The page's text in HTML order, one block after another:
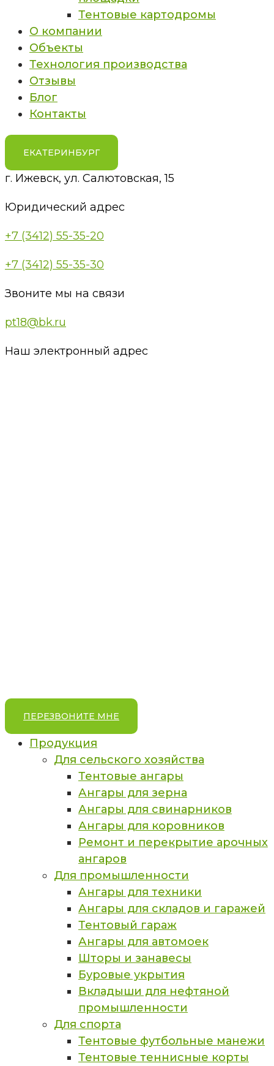
Тентовые картодромы
О компании
Объекты
Технология производства
Отзывы
Блог
Контакты
ЕКАТЕРИНБУРГ
г. Ижевск, ул. Салютовская, 15
Юридический адрес
+7 (3412) 55-35-20
+7 (3412) 55-35-30
Звоните мы на связи
pt18@bk.ru
Наш электронный адрес
ПЕРЕЗВОНИТЕ МНЕ
Продукция
Для сельского хозяйства
Тентовые ангары
Ангары для зерна
Ангары для свинарников
Ангары для коровников
Ремонт и перекрытие арочных
ангаров
Для промышленности
Ангары для техники
Ангары для складов и гаражей
Тентовый гараж
Ангары для автомоек
Шторы и занавесы
Буровые укрытия
Вкладыши для нефтяной
промышленности
Для спорта
Тентовые футбольные манежи
Тентовые теннисные корты